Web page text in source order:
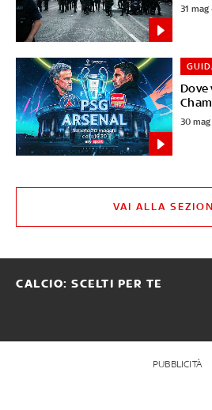
31 mag
Dove
30
VAI ALLA
CALCIO: SCELTI PER TE
PUBBLICITÀ